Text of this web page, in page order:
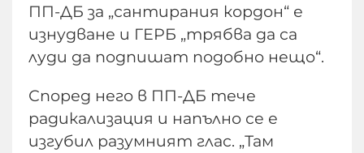
ПП-ДБ за „сантирания кордон“ е
изнудване и ГЕРБ „трябва да са
луди да подпишат подобно нещо“.
Според него в ПП-ДБ тече
радикализация и напълно се е
изгубил разумният глас. „Там